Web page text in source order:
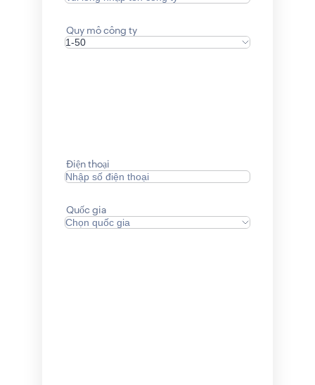
Quy mô công ty
Điện thoại
Quốc gia